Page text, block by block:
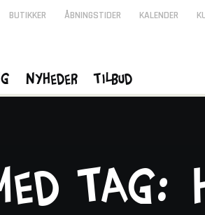
tag:
BUTIKKER ÅBNINGSTIDER KALENDER
Nyheder Tilbud